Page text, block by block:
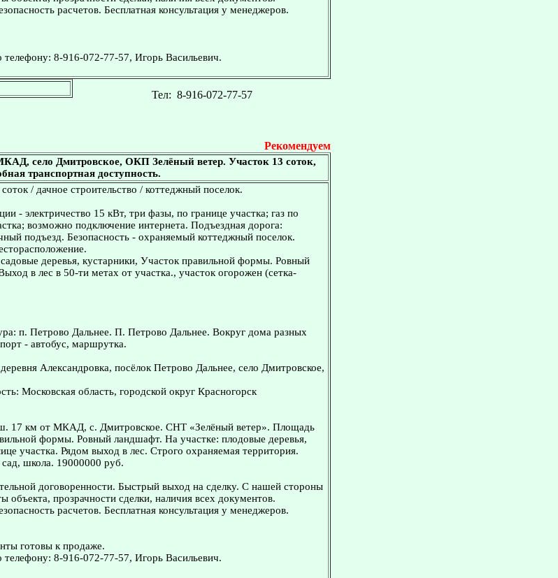
расчетов. Бесплатная консультация у менеджеров.
8-916-072-77-57, Игорь Васильевич.
Тел: 8-916-072-77-57
Рекомендуем
село Дмитровское, ОКП Зелёный ветер. Участок 13 соток,
транспортная доступность.
/ дачное строительство / коттеджный поселок.
- электричество 15 кВт, три фазы, по границе участка; газ по
возможно подключение интернета. Подъездная дорога:
подъезд. Безопасность - охраняемый коттеджный поселок.
деревья, кустарники, Участок правильной формы. Ровный
в лес в 50-ти метах от участка., участок огорожен (сетка-
п. Петрово Дальнее. П. Петрово Дальнее. Вокруг дома разных
- автобус, маршрутка.
Александровка, посёлок Петрово Дальнее, село Дмитровское,
Московская область, городской округ Красногорск
17 км от МКАД, с. Дмитровское. СНТ «Зелёный ветер». Площадь
формы. Ровный ландшафт. На участке: плодовые деревья,
участка. Рядом выход в лес. Строго охраняемая территория.
школа. 19000000 руб.
договоренности. Быстрый выход на сделку. С нашей стороны
объекта, прозрачности сделки, наличия всех документов.
расчетов. Бесплатная консультация у менеджеров.
готовы к продаже.
8-916-072-77-57, Игорь Васильевич.